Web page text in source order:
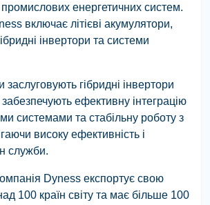
енергетичних систем.
включає літієві акумулятори,
інвертори та системи
заслуговують гібридні інвертори
ефективну інтеграцію
системами та стабільну роботу з
високу ефективність і
служби.
Dyness експортує свою
100 країн світу та має більше 100